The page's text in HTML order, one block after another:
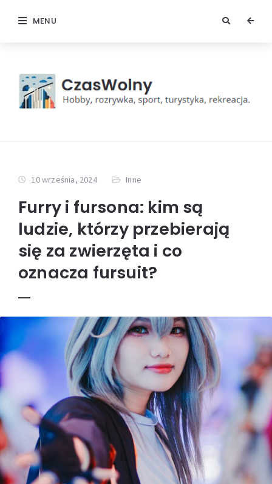
MENU
10 września, 2024 Inne
Furry i fursona: kim są
ludzie, którzy przebierają
się za zwierzęta i co
oznacza fursuit?